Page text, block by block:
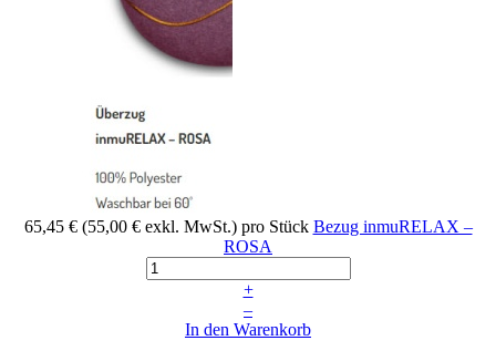
65,45 € (55,00 € exkl. MwSt.) pro Stück Bezug inmuRELAX –
ROSA
+
–
In den Warenkorb